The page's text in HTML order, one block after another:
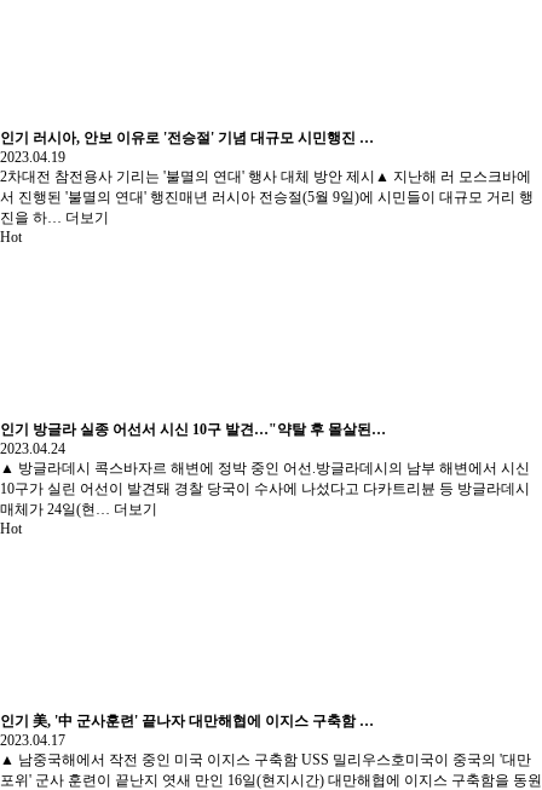
인기 러시아, 안보 이유로 '전승절' 기념 대규모 시민행진 …
2023.04.19
2차대전 참전용사 기리는 '불멸의 연대' 행사 대체 방안 제시▲ 지난해 러 모스크바에
서 진행된 '불멸의 연대' 행진매년 러시아 전승절(5월 9일)에 시민들이 대규모 거리 행
진을 하… 더보기
Hot
인기 방글라 실종 어선서 시신 10구 발견…"약탈 후 몰살된…
2023.04.24
▲ 방글라데시 콕스바자르 해변에 정박 중인 어선.방글라데시의 남부 해변에서 시신
10구가 실린 어선이 발견돼 경찰 당국이 수사에 나섰다고 다카트리뷴 등 방글라데시
매체가 24일(현… 더보기
Hot
인기 美, '中 군사훈련' 끝나자 대만해협에 이지스 구축함 …
2023.04.17
▲ 남중국해에서 작전 중인 미국 이지스 구축함 USS 밀리우스호미국이 중국의 '대만
포위' 군사 훈련이 끝난지 엿새 만인 16일(현지시간) 대만해협에 이지스 구축함을 동원